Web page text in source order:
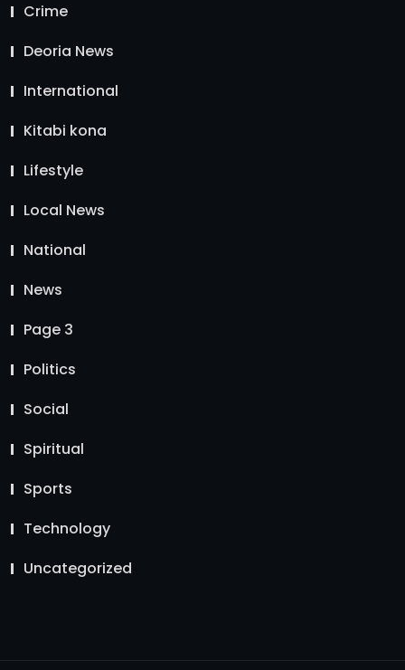
Crime
Deoria News
International
Kitabi kona
Lifestyle
Local News
National
News
Page 3
Politics
Social
Spiritual
Sports
Technology
Uncategorized